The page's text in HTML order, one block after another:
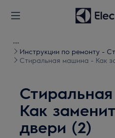
Инструкции по ремонту -
Стиральные машины с
Стиральная машина - Как
Как
двери (2)